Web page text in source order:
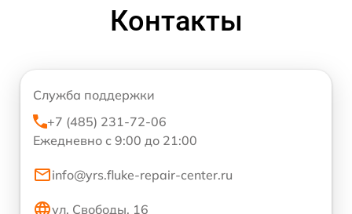
Контакты
Служба поддержки
+7 (485) 231-72-06
Ежедневно с 9:00 до 21:00
info@yrs.fluke-repair-center.ru
ул. Свободы, 16